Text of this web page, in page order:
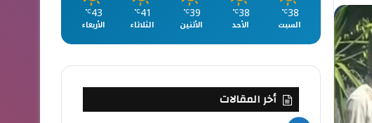
38
℃
السبت
38
℃
الأحد
39
℃
الأثنين
41
℃
الثلاثاء
43
℃
الأربعاء
أخر المقالات